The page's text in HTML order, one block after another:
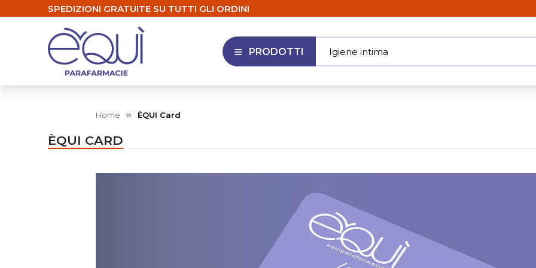
SPEDIZIONI GRATUITE SU TUTTI GLI ORDINI
APRI MENU
PRODOTTI Igiene intima
Home ÈQUI Card
ÈQUI CARD